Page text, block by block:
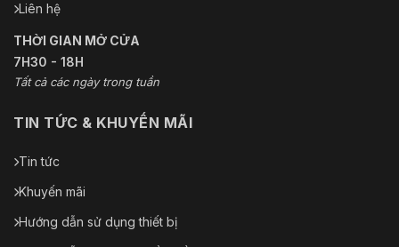
Liên hệ
THỜI GIAN MỞ CỬA
7H30 - 18H
Tất cả các ngày trong tuần
TIN TỨC & KHUYẾN MÃI
Tin tức
Khuyến mãi
Hướng dẫn sử dụng thiết bị